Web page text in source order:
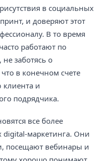
в социальных
и доверяют этот
В то время
работают по
заботясь о
в конечном счете
клиента и
подрядчика.
все более
маркетинга. Они
посещают вебинары и